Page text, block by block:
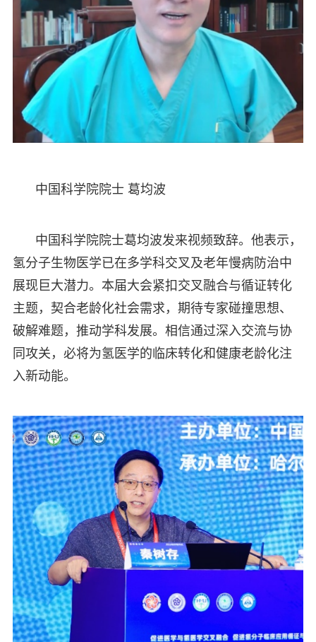
中国科学院院士 葛均波
中国科学院院士葛均波发来视频致辞。他表示，
氢分子生物医学已在多学科交叉及老年慢病防治中
展现巨大潜力。本届大会紧扣交叉融合与循证转化
主题，契合老龄化社会需求，期待专家碰撞思想、
破解难题，推动学科发展。相信通过深入交流与协
同攻关，必将为氢医学的临床转化和健康老龄化注
入新动能。